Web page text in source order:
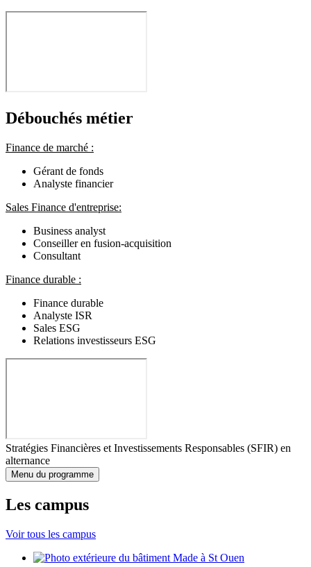
Débouchés métier
Finance de marché :
Gérant de fonds
Analyste financier
Sales Finance d'entreprise:
Business analyst
Conseiller en fusion-acquisition
Consultant
Finance durable :
Finance durable
Analyste ISR
Sales ESG
Relations investisseurs ESG
Stratégies Financières et Investissements Responsables (SFIR) en
alternance
Menu du programme
Les campus
Voir tous les campus